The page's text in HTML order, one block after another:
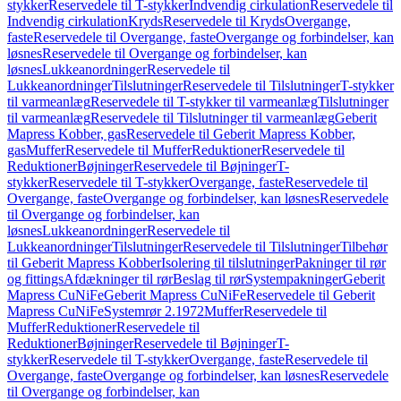
stykkerReservedele til T-stykkerIndvendig cirkulationReservedele til
Indvendig cirkulationKrydsReservedele til KrydsOvergange,
fasteReservedele til Overgange, fasteOvergange og forbindelser, kan
løsnesReservedele til Overgange og forbindelser, kan
løsnesLukkeanordningerReservedele til
LukkeanordningerTilslutningerReservedele til TilslutningerT-stykker
til varmeanlægReservedele til T-stykker til varmeanlægTilslutninger
til varmeanlægReservedele til Tilslutninger til varmeanlægGeberit
Mapress Kobber, gasReservedele til Geberit Mapress Kobber,
gasMufferReservedele til MufferReduktionerReservedele til
ReduktionerBøjningerReservedele til BøjningerT-
stykkerReservedele til T-stykkerOvergange, fasteReservedele til
Overgange, fasteOvergange og forbindelser, kan løsnesReservedele
til Overgange og forbindelser, kan
løsnesLukkeanordningerReservedele til
LukkeanordningerTilslutningerReservedele til TilslutningerTilbehør
til Geberit Mapress KobberIsolering til tilslutningerPakninger til rør
og fittingsAfdækninger til rørBeslag til rørSystempakningerGeberit
Mapress CuNiFeGeberit Mapress CuNiFeReservedele til Geberit
Mapress CuNiFeSystemrør 2.1972MufferReservedele til
MufferReduktionerReservedele til
ReduktionerBøjningerReservedele til BøjningerT-
stykkerReservedele til T-stykkerOvergange, fasteReservedele til
Overgange, fasteOvergange og forbindelser, kan løsnesReservedele
til Overgange og forbindelser, kan